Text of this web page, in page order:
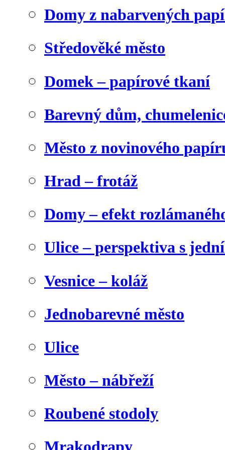
Domy z nabarvených
Středověké město
Domek – papírové tkaní
Barevný dům,
Město z novinového
Hrad – frotáž
Domy – efekt
Ulice – perspektiva s
Vesnice – koláž
Jednobarevné město
Ulice
Město – nábřeží
Roubené stodoly